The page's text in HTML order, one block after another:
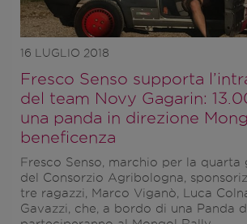
16 LUGLIO 2018
Fresco Senso supporta
del team Novy Gagarin:
una panda in direzione
beneficenza
Fresco Senso , marchio per la
del Consorzio Agribologna,
tre ragazzi,
Marco Viganò, Luca
Gavazzi
, che, a bordo di una Panda